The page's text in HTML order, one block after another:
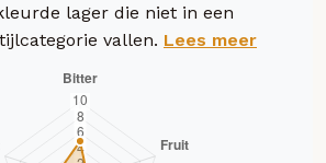
lager die niet in een
vallen. Lees meer